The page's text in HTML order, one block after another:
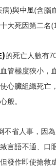
病)與中風(含腦
大死因第二名
)的死亡人數有
管極度狹小，
心臟組織死亡
般。
不省人事，因
言語不通、口
發作即使搶救